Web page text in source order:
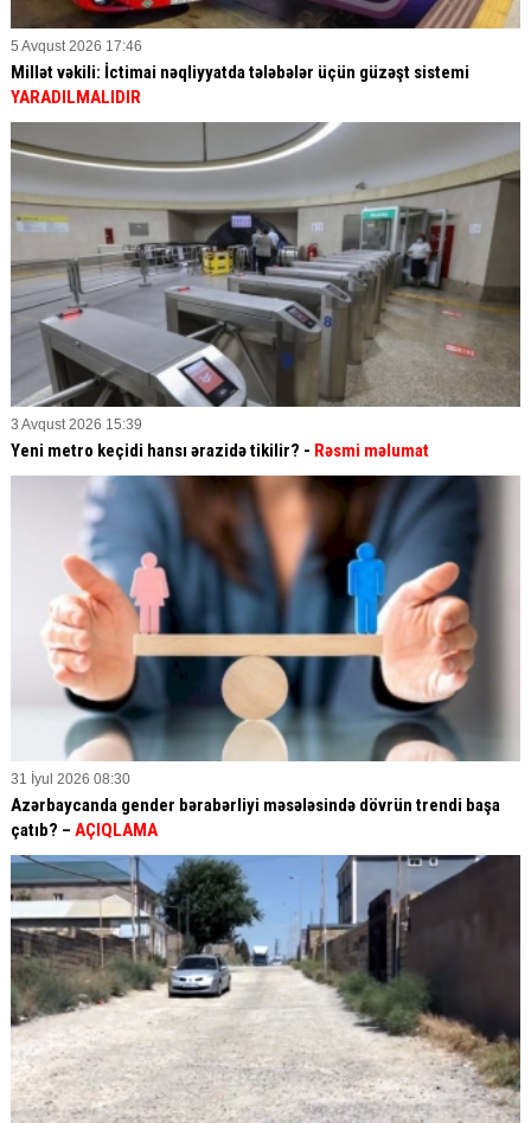
5 Avqust 2026 17:46
Millət vəkili: İctimai nəqliyyatda tələbələr üçün güzəşt sistemi
YARADILMALIDIR
3 Avqust 2026 15:39
Yeni metro keçidi hansı ərazidə tikilir? - Rəsmi məlumat
31 İyul 2026 08:30
Azərbaycanda gender bərabərliyi məsələsində dövrün trendi başa
çatıb? – AÇIQLAMA